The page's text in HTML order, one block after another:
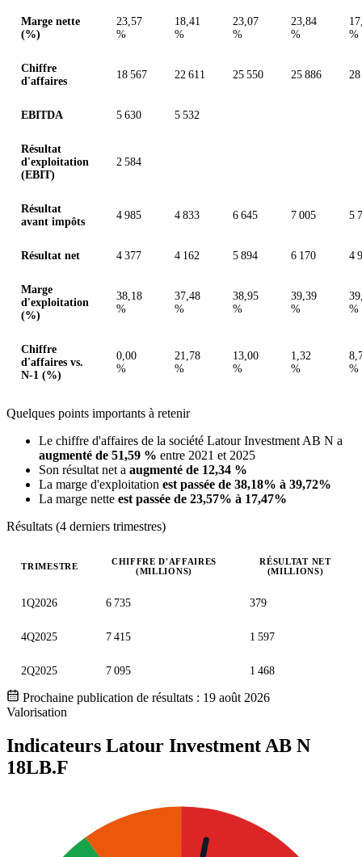
Marge nette
(%)
23,57
%
18,41
%
23,07
%
23,84
%
%
Chiffre
d'affaires
18 567 22 611 25 550 25 886
EBITDA 5 630 5 532
Résultat
d'exploitation
(EBIT)
2 584
Résultat
avant impôts
4 985 4 833 6 645 7 005 5
Résultat net 4 377 4 162 5 894 6 170 4
Marge
d'exploitation
(%)
38,18
%
37,48
%
38,95
%
39,39
%
%
Chiffre
d'affaires vs.
N-1 (%)
0,00
%
21,78
%
13,00
%
1,32
%
%
Quelques points importants à retenir
Le chiffre d'affaires de la société Latour Investment AB N a
augmenté de 51,59 % entre 2021 et 2025
Son résultat net a augmenté de 12,34 %
La marge d'exploitation est passée de 38,18% à 39,72%
La marge nette est passée de 23,57% à 17,47%
Résultats (4 derniers trimestres)
TRIMESTRE
CHIFFRE D'AFFAIRES
(MILLIONS)
RÉSULTAT NET
(MILLIONS)
1Q2026 6 735 379
4Q2025 7 415 1 597
2Q2025 7 095 1 468
Prochaine publication de résultats : 19 août 2026
Valorisation
Indicateurs Latour Investment AB N
18LB.F